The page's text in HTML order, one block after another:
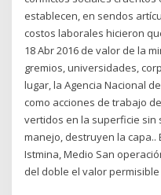
establecen, en sendos
costos laborales hicieron
18 Abr 2016 de valor de la
gremios, universidades,
lugar, la Agencia Nacional
como acciones de trabajo
vertidos en la superficie sin
manejo, destruyen la capa..
Istmina, Medio San
del doble el valor permisible